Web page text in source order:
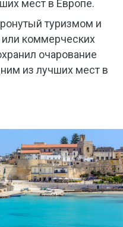
мест в Европе.
туризмом и
коммерческих
очарование
из лучших мест в